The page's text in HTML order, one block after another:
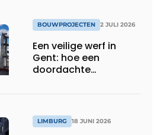
BOUWPROJECTEN 2 JULI 2026
Een veilige werf in
Gent: hoe een
doordachte
LIMBURG 18 JUNI 2026